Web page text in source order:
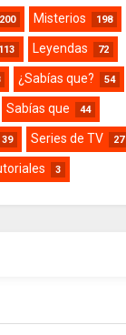
200 Misterios 198
113 Leyendas 72
¿Sabías que? 54
Sabías que 44
39 Series de TV 27
3